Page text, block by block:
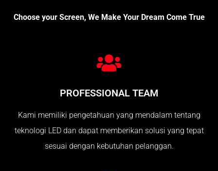
Choose your Screen, We Make Your Dream Come True
PROFESSIONAL TEAM
Kami memiliki pengetahuan yang mendalam tentang
teknologi LED dan dapat memberikan solusi yang tepat
sesuai dengan kebutuhan pelanggan.